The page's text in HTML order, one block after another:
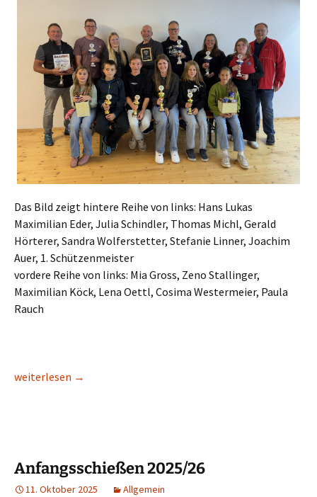
Das Bild zeigt hintere Reihe von links: Hans Lukas
Maximilian Eder, Julia Schindler, Thomas Michl, Gerald
Hörterer, Sandra Wolferstetter, Stefanie Linner, Joachim
Auer, 1. Schützenmeister
vordere Reihe von links: Mia Gross, Zeno Stallinger,
Maximilian Köck, Lena Oettl, Cosima Westermeier, Paula
Rauch
Kirchweihschießen 2025
weiterlesen →
Anfangsschießen 2025/26
11. Oktober 2025 Allgemein